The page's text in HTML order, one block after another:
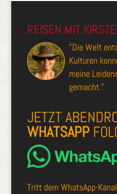
REISEN MIT
"Die Welt
Kulturen
meine
gemacht."
JETZT
WHATSAPP
Tritt dem WhatsApp-